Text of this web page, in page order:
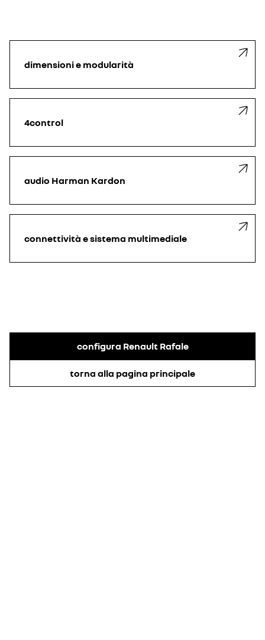
dimensioni e modularità
4control
audio Harman Kardon
connettività e sistema multimediale
configura Renault Rafale
torna alla pagina principale